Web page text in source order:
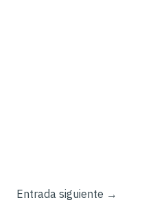
Entrada siguiente →